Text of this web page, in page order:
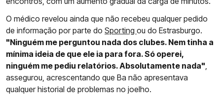
O médico revelou ainda que não recebeu qualquer pedido
de informação por parte do Sporting ou do Estrasburgo.
"Ninguém me perguntou nada dos clubes. Nem tinha a
mínima ideia de que ele ia para fora. Só operei,
ninguém me pediu relatórios. Absolutamente nada"
assegurou, acrescentando que Ba não apresentava
qualquer historial de problemas no joelho.